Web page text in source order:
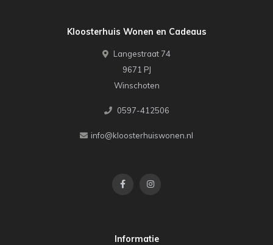
Kloosterhuis Wonen en Cadeaus
Langestraat 74
9671 PJ
Winschoten
0597-412506
info@kloosterhuiswonen.nl
Informatie